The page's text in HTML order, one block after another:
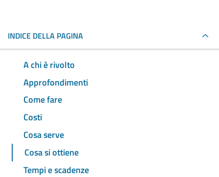
INDICE DELLA PAGINA
A chi è rivolto
Approfondimenti
Come fare
Costi
Cosa serve
Cosa si ottiene
Tempi e scadenze